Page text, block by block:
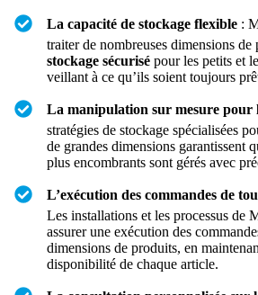
La capacité de stockage flexible :
traiter de nombreuses dimensions
stockage sécurisé pour les petits et
veillant à ce qu’ils soient toujours
La manipulation sur mesure pour
stratégies de stockage spécialisées
de grandes dimensions garantissent
plus encombrants sont gérés avec
L’exécution des commandes de
Les installations et les processus de
assurer une exécution des
dimensions de produits, en
disponibilité de chaque article.